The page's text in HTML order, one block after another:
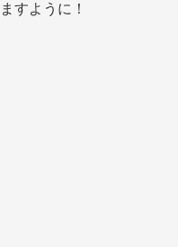
すように！